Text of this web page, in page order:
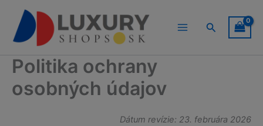
obsah
Hľadať
Politika ochrany
osobných údajov
Dátum revízie: 23. februára 2026